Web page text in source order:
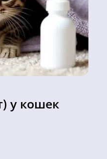
у кошек